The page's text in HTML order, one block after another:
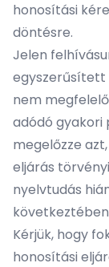
honosítási
döntésre.
Jelen
egyszerűsített
nem
adódó gyakori
megelőzze
eljárás
nyelvtudás
Kérjük, hogy
honosítási